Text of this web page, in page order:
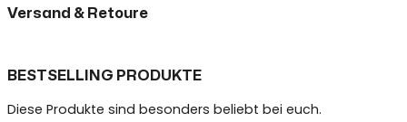
Versand & Retoure
BESTSELLING PRODUKTE
Diese Produkte sind besonders beliebt bei euch.